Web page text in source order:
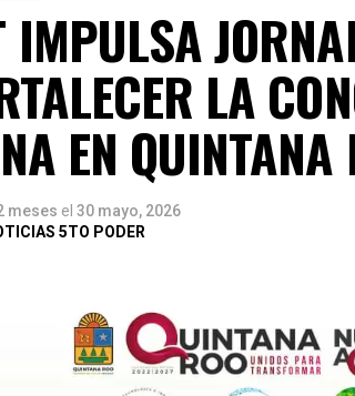
IMPULSA
LA
EN QUINTANA
meses el 30 mayo, 2026
5TO PODER